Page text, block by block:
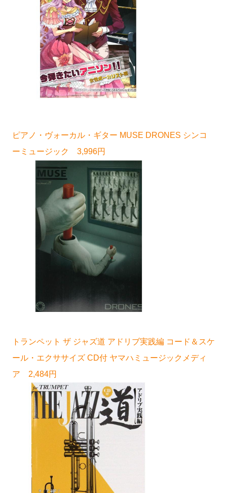
ピアノ・ヴォーカル・ギター MUSE DRONES シンコ
ーミュージック 3,996円
トランペット ザ ジャズ道 アドリブ実践編 コード＆スケ
ール・エクササイズ CD付 ヤマハミュージックメディ
ア 2,484円